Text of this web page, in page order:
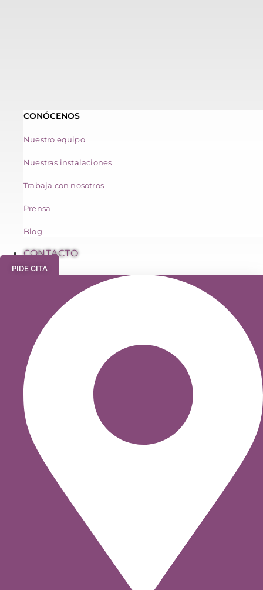
CONÓCENOS
Nuestro equipo
Nuestras instalaciones
Trabaja con nosotros
Prensa
Blog
CONTACTO
PIDE CITA